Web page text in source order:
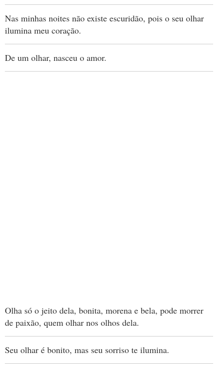
Nas minhas noites não existe escuridão, pois o seu olhar
ilumina meu coração.
De um olhar, nasceu o amor.
Olha só o jeito dela, bonita, morena e bela, pode morrer
de paixão, quem olhar nos olhos dela.
Seu olhar é bonito, mas seu sorriso te ilumina.